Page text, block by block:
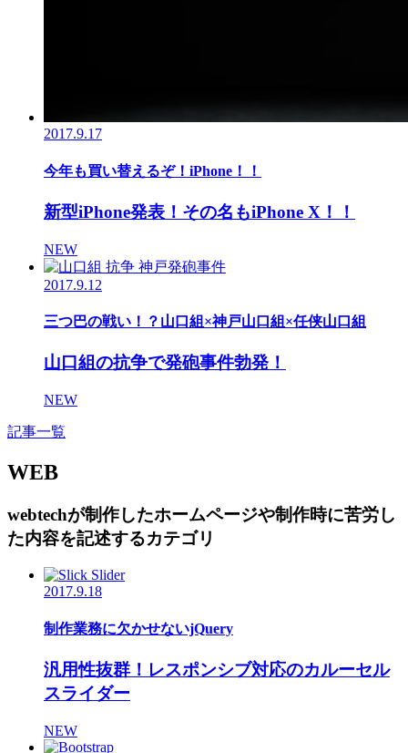
2017.9.17
今年も買い替えるぞ！iPhone！！
新型iPhone発表！その名もiPhone X！！
NEW
2017.9.12
三つ巴の戦い！？山口組×神戸山口組×任侠山口組
山口組の抗争で発砲事件勃発！
NEW
記事一覧
WEB
webtechが制作したホームページや制作時に苦労し
た内容を記述するカテゴリ
2017.9.18
制作業務に欠かせないjQuery
汎用性抜群！レスポンシブ対応のカルーセル
スライダー
NEW